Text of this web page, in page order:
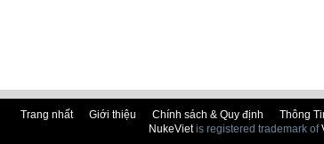
Trang nhất Giới thiệu Chính sách & Quy định Thông
NukeVietis registered trademark of